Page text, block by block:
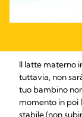
Il latte materno
tuttavia, non
tuo bambino
momento in poi
stabile (non